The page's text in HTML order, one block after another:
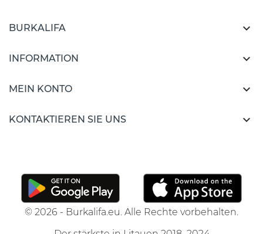
BURKALIFA 
INFORMATION 
MEIN KONTO 
KONTAKTIEREN SIE UNS 
© 2026 - Burkalifa.eu. Alle Rechte vorbehalten.